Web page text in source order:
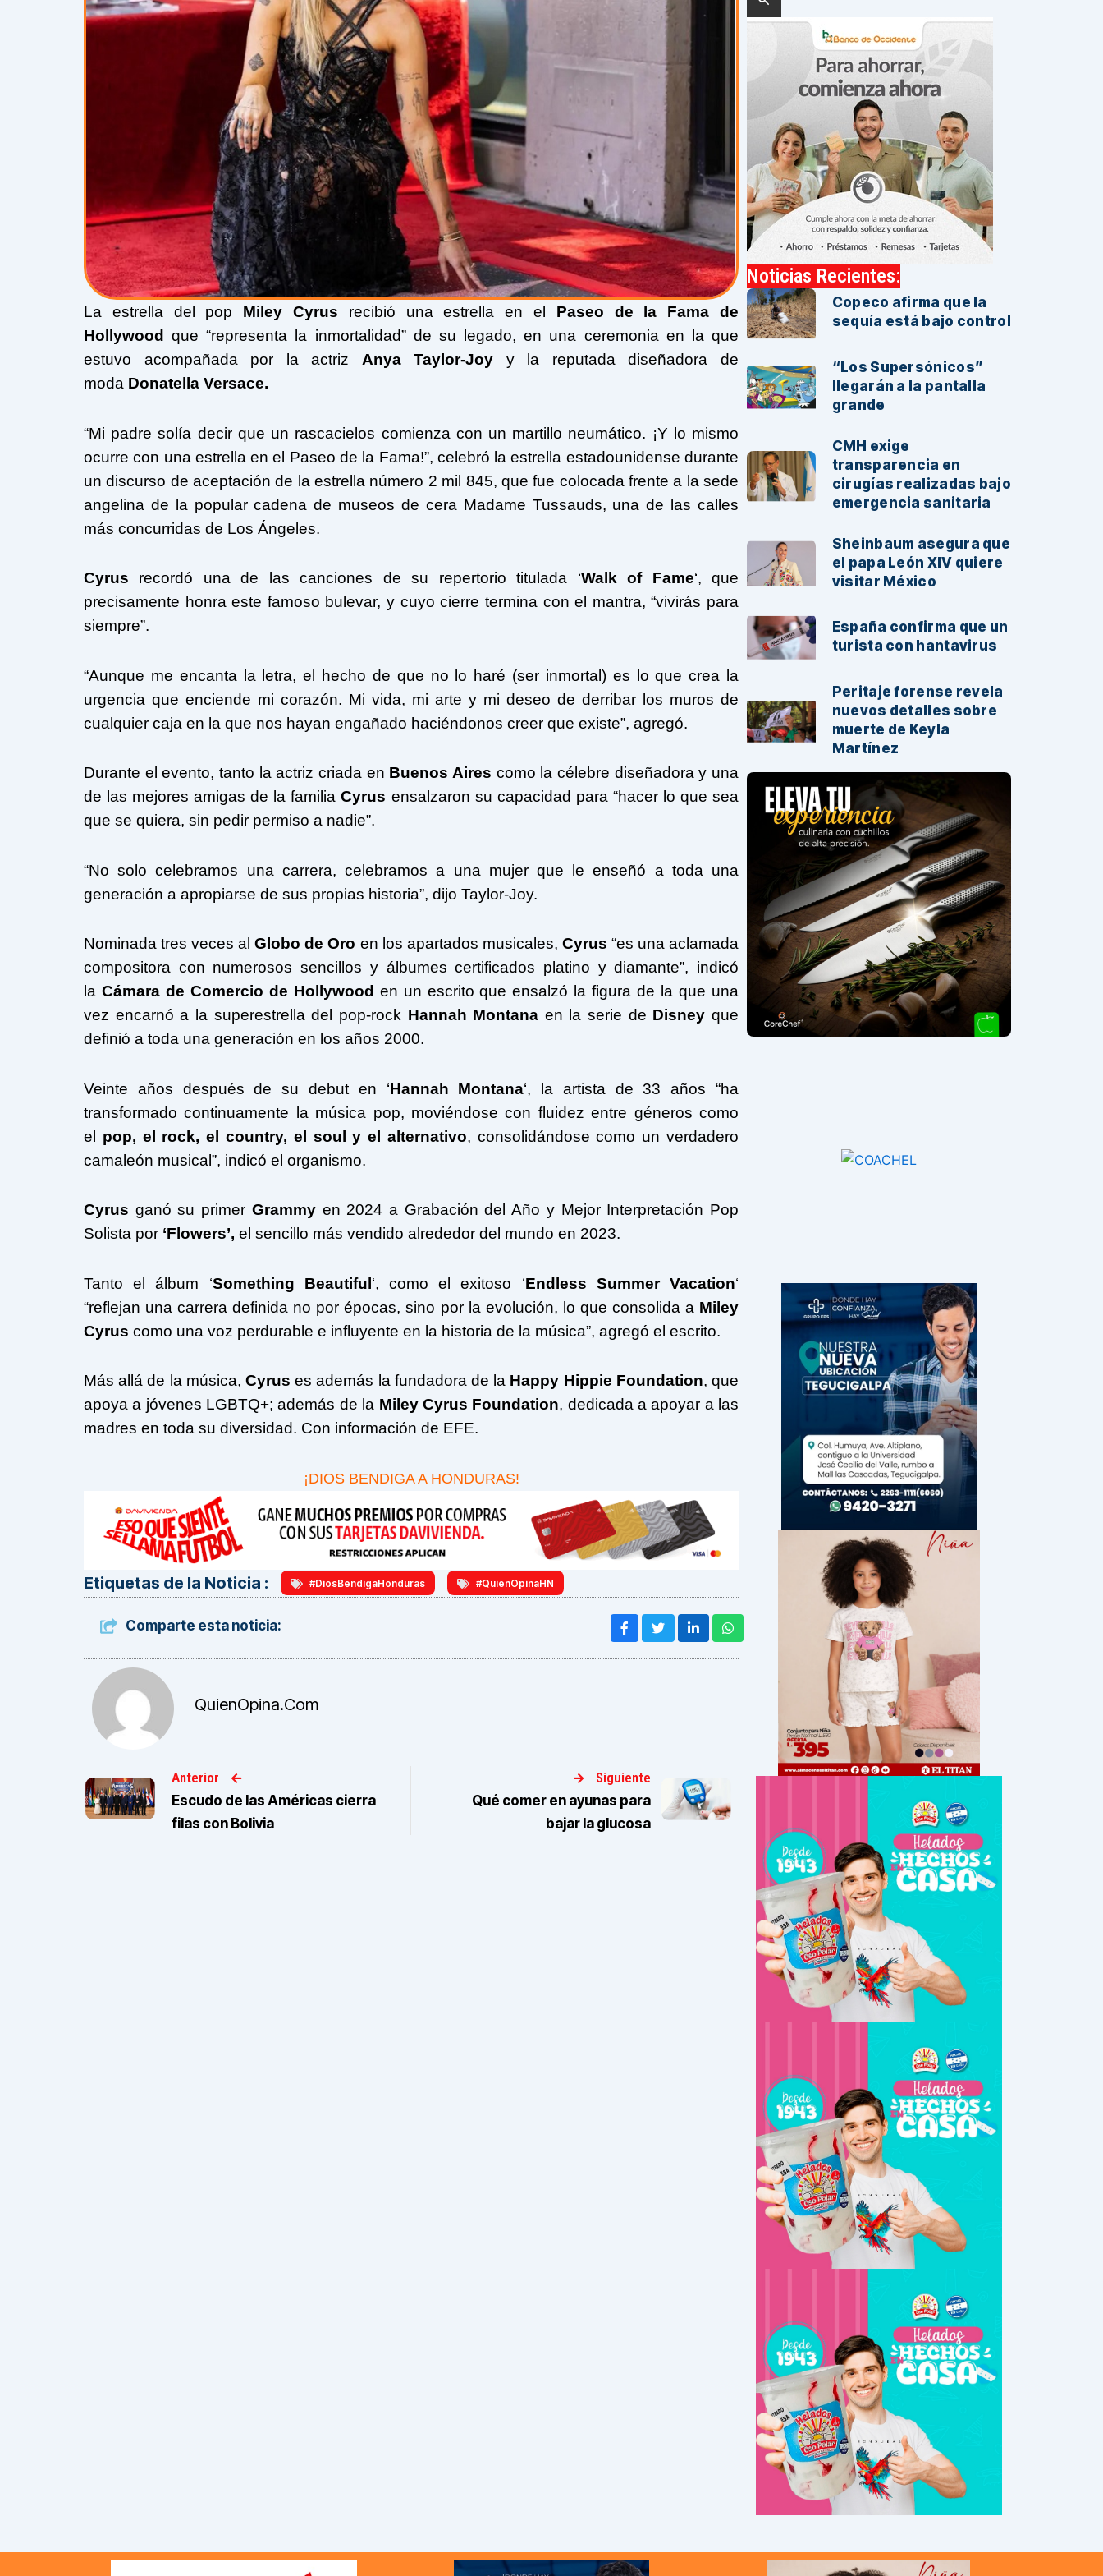
La estrella del pop Miley Cyrus recibió una estrella en el Paseo de la Fama de
Hollywood
que “representa la inmortalidad” de su legado, en una ceremonia en la que
estuvo acompañada por la actriz Anya Taylor-Joy y la reputada diseñadora de
moda Donatella Versace.
“Mi padre solía decir que un rascacielos comienza con un martillo neumático. ¡Y lo mismo
ocurre con una estrella en el Paseo de la Fama!”, celebró la estrella estadounidense durante
un discurso de aceptación de la estrella número 2 mil 845, que fue colocada frente a la sede
angelina de la popular cadena de museos de cera Madame Tussauds, una de las calles
más concurridas de Los Ángeles.
Cyrus recordó una de las canciones de su repertorio titulada ‘Walk of Fame‘, que
precisamente honra este famoso bulevar, y cuyo cierre termina con el mantra, “vivirás para
siempre”.
“Aunque me encanta la letra, el hecho de que no lo haré (ser inmortal) es lo que crea la
urgencia que enciende mi corazón. Mi vida, mi arte y mi deseo de derribar los muros de
cualquier caja en la que nos hayan engañado haciéndonos creer que existe”, agregó.
Durante el evento, tanto la actriz criada en Buenos Aires como la célebre diseñadora y una
de las mejores amigas de la familiaCyrus ensalzaron su capacidad para “hacer lo que sea
que se quiera, sin pedir permiso a nadie”.
“No solo celebramos una carrera, celebramos a una mujer que le enseñó a toda una
generación a apropiarse de sus propias historia”, dijo Taylor-Joy.
Nominada tres veces alGlobo de Oro en los apartados musicales, Cyrus “es una aclamada
compositora con numerosos sencillos y álbumes certificados platino y diamante”, indicó
la Cámara de Comercio de Hollywood en un escrito que ensalzó la figura de la que una
vez encarnó a la superestrella del pop-rock Hannah Montana en la serie de Disney que
definió a toda una generación en los años 2000.
Veinte años después de su debut en ‘Hannah Montana‘, la artista de 33 años “ha
transformado continuamente la música pop, moviéndose con fluidez entre géneros como
el pop, el rock, el country, el soul y el alternativo, consolidándose como un verdadero
camaleón musical”, indicó el organismo.
Cyrus ganó su primer Grammyen 2024 a Grabación del Año y Mejor Interpretación Pop
Solista por ‘Flowers’, el sencillo más vendido alrededor del mundo en 2023.
Tanto el álbum ‘Something Beautiful ‘, como el exitoso ‘Endless Summer Vacation‘
“reflejan una carrera definida no por épocas, sino por la evolución, lo que consolida a Miley
Cyrus como una voz perdurable e influyente en la historia de la música”, agregó el escrito.
Más allá de la música, Cyrus es además la fundadora de la Happy Hippie Foundation, que
apoya a jóvenes LGBTQ+; además de la Miley Cyrus Foundation, dedicada a apoyar a las
madres en toda su diversidad. Con información de EFE.
¡DIOS BENDIGA A HONDURAS!
Etiquetas de la Noticia : #DiosBendigaHonduras #QuienOpinaHN
Comparte esta noticia:
QuienOpina.com
Anterior
Escudo de las Américas cierra
filas con Bolivia
Siguiente
Qué comer en ayunas para
bajar la glucosa
Noticias Recientes:
Copeco afirma que la
sequía está bajo control
“Los Supersónicos”
llegarán a la pantalla
grande
CMH exige
transparencia en
cirugías realizadas bajo
emergencia sanitaria
Sheinbaum asegura que
el papa León XIV quiere
visitar México
España confirma que un
turista con hantavirus
Peritaje forense revela
nuevos detalles sobre
muerte de Keyla
Martínez